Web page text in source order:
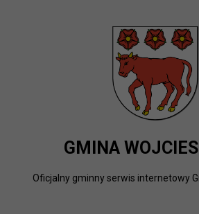
GMINA
Oficjalny gminny serwis internetowy